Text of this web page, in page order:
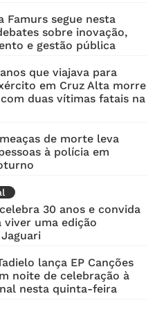
Famurs segue nesta
sobre inovação,
e gestão pública
que viajava para
em Cruz Alta morre
duas vítimas fatais na
de morte leva
à polícia em
celebra 30 anos e convida
viver uma edição
lança EP Canções
noite de celebração à
nesta quinta-feira